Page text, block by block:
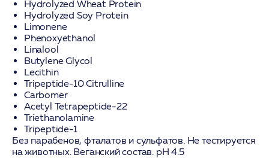
Hydrolyzed Wheat Protein
Hydrolyzed Soy Protein
Limonene
Phenoxyethanol
Linalool
Butylene Glycol
Lecithin
Tripeptide-10 Citrulline
Carbomer
Acetyl Tetrapeptide-22
Triethanolamine
Tripeptide-1
Без парабенов, фталатов и сульфатов. Не тестируется
на животных. Веганский состав. pH 4.5